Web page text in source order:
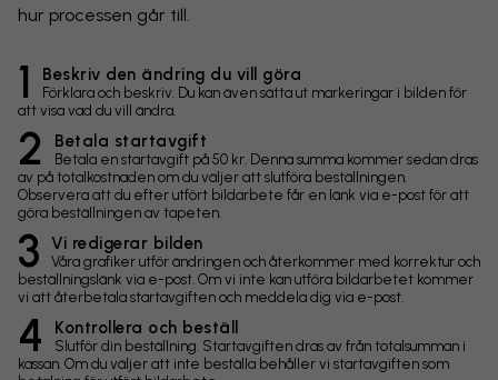
hur processen går till.
1 Beskriv den ändring du vill göra
Förklara och beskriv. Du kan även sätta ut markeringar i bilden för
att visa vad du vill ändra.
2 Betala startavgift
Betala en startavgift på 50 kr. Denna summa kommer sedan dras
av på totalkostnaden om du väljer att slutföra beställningen.
Observera att du efter utfört bildarbete får en länk via e-post för att
göra beställningen av tapeten.
3 Vi redigerar bilden
Våra grafiker utför ändringen och återkommer med korrektur och
beställningslänk via e-post. Om vi inte kan utföra bildarbetet kommer
vi att återbetala startavgiften och meddela dig via e-post.
4 Kontrollera och beställ
Slutför din beställning. Startavgiften dras av från totalsumman i
kassan. Om du väljer att inte beställa behåller vi startavgiften som